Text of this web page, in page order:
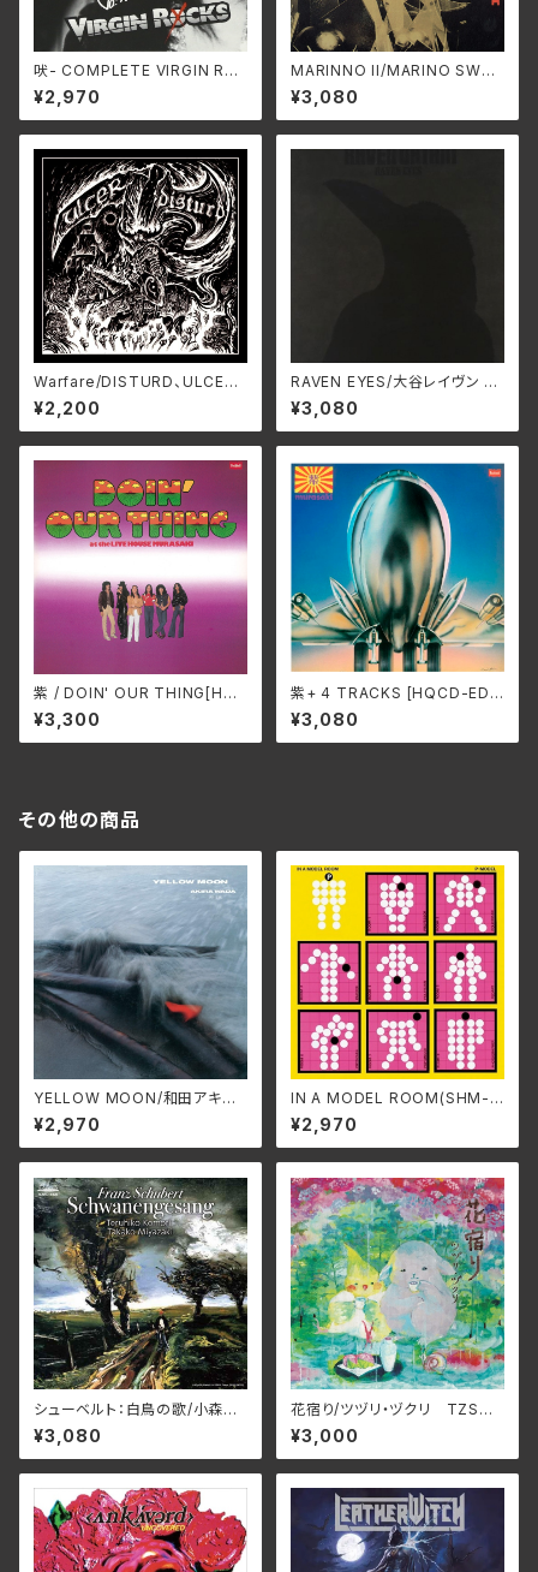
吠- COMPLETE VIRGIN RO
CKS- [2025 EDITION] /VIR
GIN ROCKS SS-954C(仕
様:CD)
¥2,970
MARINNO II/MARINO SWAX
-306A
¥3,080
Warfare/DISTURD、ULCER
HCK-054
¥2,200
RAVEN EYES/大谷レイヴン S
WAX-310A
¥3,080
紫 / DOIN' OUR THING[HQ
CD-EDITION] SWAX-321A
¥3,300
紫+ 4 TRACKS [HQCD-EDI
TION]/紫 SWAX-319A
¥3,080
その他の商品
YELLOW MOON/和田アキ
ラ ALT-527C(仕様:CD)
¥2,970
IN A MODEL ROOM(SHM-C
D EDITION)/P-MODEL SS
-1001A(仕様:SHM-CD)
¥2,970
シューベルト：白鳥の歌/小森輝
彦&宮﨑貴子 NARD-5090
(仕様:CD)
¥3,080
花宿り/ツヅリ・ヅクリ TZSO-
0007(仕様:CD)
¥3,000